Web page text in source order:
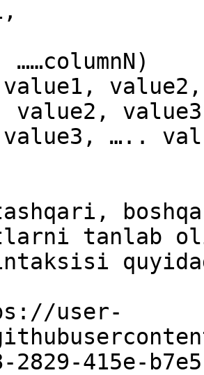
……columnN)
(value1,
value2,
value3, …..
tashqari,
tanlab
user-
2829-415e-